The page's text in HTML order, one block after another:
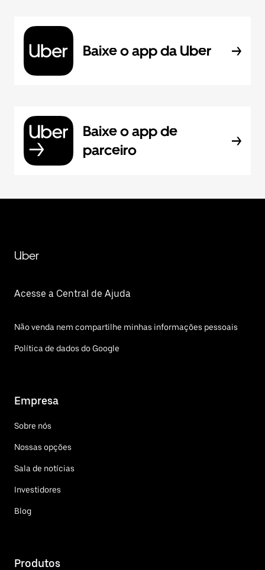
Baixe o app da Uber
Baixe o app de
parceiro
Uber
Acesse a Central de Ajuda
Não venda nem compartilhe minhas informações pessoais
Política de dados do Google
Empresa
Sobre nós
Nossas opções
Sala de notícias
Investidores
Blog
Produtos